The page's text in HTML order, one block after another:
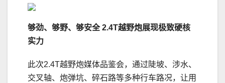
够劲、够野、够安全2.4T越野炮展现极致硬核
实力
此次2.4T越野炮媒体品鉴会，通过陡坡、涉水、
交叉轴、炮弹坑、碎石路等多种行车路况，让用